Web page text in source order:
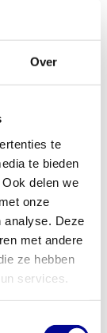
Over
te
te bieden
delen we
onze
analyse. Deze
met andere
ze hebben
services.
Fitness. Vul
je situatie en wij
bespreken. Je
heb je al